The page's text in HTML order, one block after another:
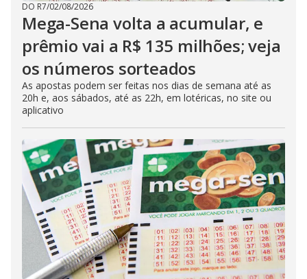
DO R7/02/08/2026
Mega-Sena volta a acumular, e
prêmio vai a R$ 135 milhões; veja
os números sorteados
As apostas podem ser feitas nos dias de semana até as
20h e, aos sábados, até as 22h, em lotéricas, no site ou
aplicativo